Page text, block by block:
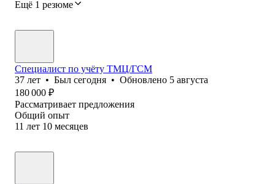
Ещё 1 резюме
Специалист по учёту ТМЦ/ГСМ
37 лет • Был сегодня • Обновлено 5 августа
180 000 ₽
Рассматривает предложения
Общий опыт
11 лет 10 месяцев